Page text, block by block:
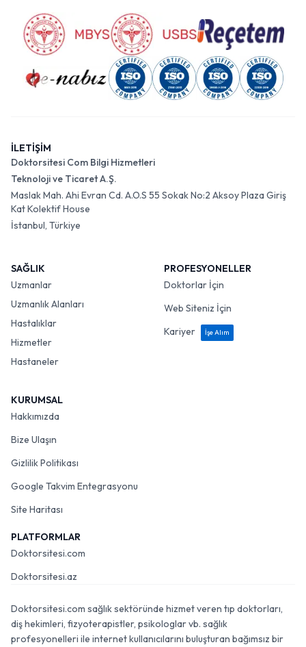
İLETİŞİM
Doktorsitesi Com Bilgi Hizmetleri
Teknoloji ve Ticaret A.Ş.
Maslak Mah. Ahi Evran Cd. A.O.S 55 Sokak No:2 Aksoy Plaza Giriş
Kat Kolektif House
İstanbul, Türkiye
SAĞLIK
Uzmanlar
Uzmanlık Alanları
Hastalıklar
Hizmetler
Hastaneler
PROFESYONELLER
Doktorlar İçin
Web Siteniz İçin
Kariyer
İşe Alım
KURUMSAL
Hakkımızda
Bize Ulaşın
Gizlilik Politikası
Google Takvim Entegrasyonu
Site Haritası
PLATFORMLAR
Doktorsitesi.com
Doktorsitesi.az
Doktorsitesi.com sağlık sektöründe hizmet veren tıp doktorları,
diş hekimleri, fizyoterapistler, psikologlar vb. sağlık
profesyonelleri ile internet kullanıcılarını buluşturan bağımsız bir